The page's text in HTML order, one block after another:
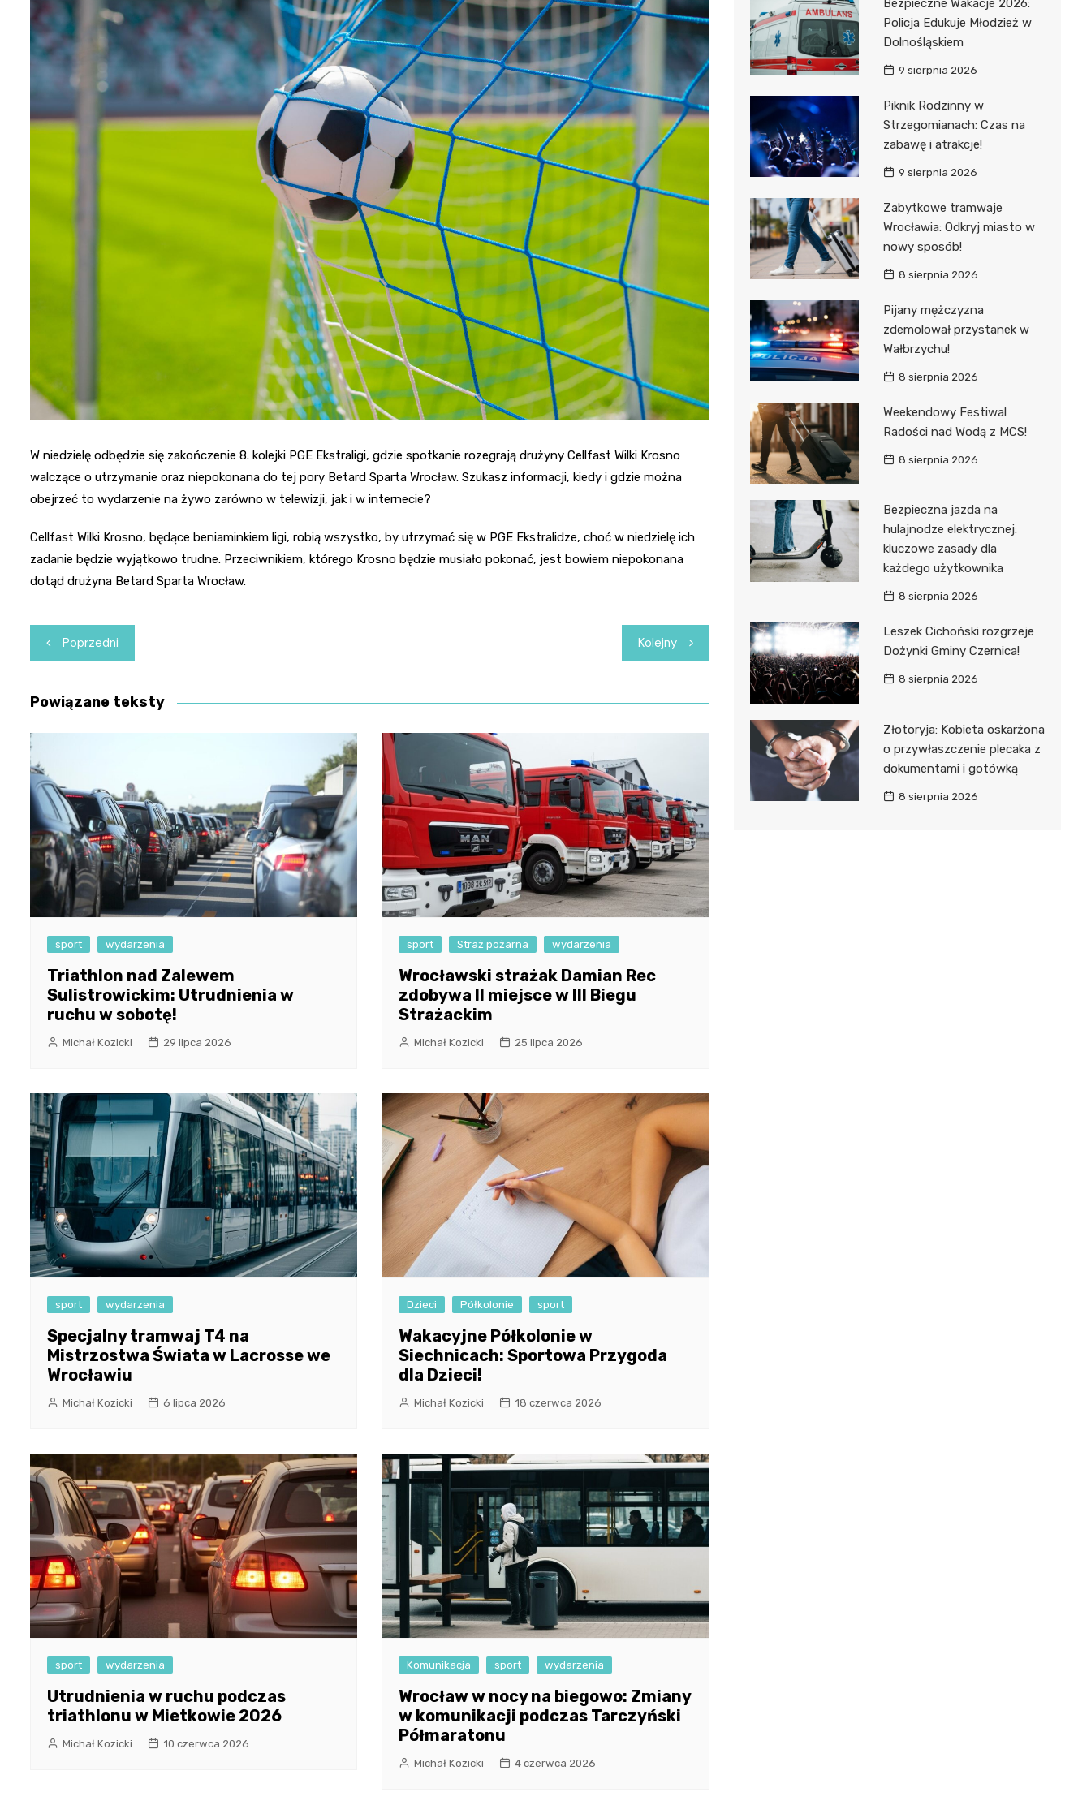
Fryzjer
Kino
Poczta
W niedzielę odbędzie się zakończenie 8. kolejki PGE Ekstraligi, gdzie spotkanie rozegrają drużyny Cellfast Wilki Krosno
walczące o utrzymanie oraz niepokonana do tej pory Betard Sparta Wrocław. Szukasz informacji, kiedy i gdzie można
obejrzeć to wydarzenie na żywo zarówno w telewizji, jak i w internecie?
Cellfast Wilki Krosno, będące beniaminkiem ligi, robią wszystko, by utrzymać się w PGE Ekstralidze, choć w niedzielę ich
zadanie będzie wyjątkowo trudne. Przeciwnikiem, którego Krosno będzie musiało pokonać, jest bowiem niepokonana
dotąd drużyna Betard Sparta Wrocław.
Nawigacja
wpisu
Poprzedni Kolejny
Powiązane teksty
sport wydarzenia
Triathlon nad Zalewem
Sulistrowickim: Utrudnienia w
ruchu w sobotę!
Michał Kozicki 29 lipca 2026
sport Straż pożarna wydarzenia
Wrocławski strażak Damian Rec
zdobywa II miejsce w III Biegu
Strażackim
Michał Kozicki 25 lipca 2026
sport wydarzenia
Specjalny tramwaj T4 na
Mistrzostwa Świata w Lacrosse we
Wrocławiu
Michał Kozicki 6 lipca 2026
Dzieci Półkolonie sport
Wakacyjne Półkolonie w
Siechnicach: Sportowa Przygoda
dla Dzieci!
Michał Kozicki 18 czerwca 2026
sport wydarzenia
Utrudnienia w ruchu podczas
triathlonu w Mietkowie 2026
Michał Kozicki 10 czerwca 2026
Komunikacja sport wydarzenia
Wrocław w nocy na biegowo: Zmiany
w komunikacji podczas Tarczyński
Półmaratonu
Michał Kozicki 4 czerwca 2026
Bezpieczne Wakacje 2026:
Policja Edukuje Młodzież w
Dolnośląskiem
9 sierpnia 2026
Piknik Rodzinny w
Strzegomianach: Czas na
zabawę i atrakcje!
9 sierpnia 2026
Zabytkowe tramwaje
Wrocławia: Odkryj miasto w
nowy sposób!
8 sierpnia 2026
Pijany mężczyzna
zdemolował przystanek w
Wałbrzychu!
8 sierpnia 2026
Weekendowy Festiwal
Radości nad Wodą z MCS!
8 sierpnia 2026
Bezpieczna jazda na
hulajnodze elektrycznej:
kluczowe zasady dla
każdego użytkownika
8 sierpnia 2026
Leszek Cichoński rozgrzeje
Dożynki Gminy Czernica!
8 sierpnia 2026
Złotoryja: Kobieta oskarżona
o przywłaszczenie plecaka z
dokumentami i gotówką
8 sierpnia 2026